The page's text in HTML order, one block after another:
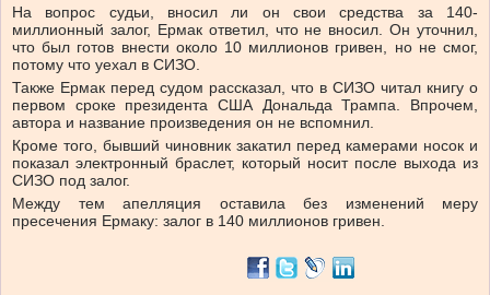
На вопрос судьи, вносил ли он свои средства за 140-
миллионный залог, Ермак ответил, что не вносил. Он уточнил,
что был готов внести около 10 миллионов гривен, но не смог,
потому что уехал в СИЗО.
Также Ермак перед судом рассказал, что в СИЗО читал книгу о
первом сроке президента США Дональда Трампа. Впрочем,
автора и название произведения он не вспомнил.
Кроме того, бывший чиновник закатил перед камерами носок и
показал электронный браслет, который носит после выхода из
СИЗО под залог.
Между тем апелляция оставила без изменений меру
пресечения Ермаку: залог в 140 миллионов гривен.